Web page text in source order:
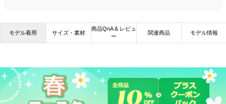
モデル着用 サイズ・素材
商品QnA & レビュ
ー
関連商品 モデル情報